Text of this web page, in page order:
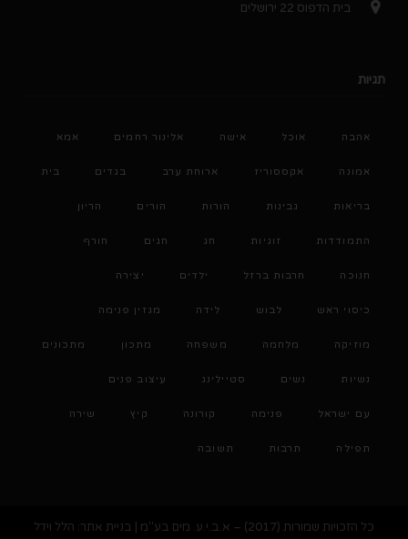
בית הדפוס 22 ירושלים
תגיות
אהבה אוכל אישה אלינור רחמים אמא
אמונה אקססוריז ארוחת ערב בגדים בית
בריאות גבינות הורות הורים הריון
התמודדות זוגיות חג חגים חורף
חנוכה חרבות ברזל ילדים יצירה
כיסוי ראש לבוש לידה מגזין פנימה
מוזיקה מלחמה משפחה מתכון מתכונים
נשיות נשים סטיילינג עיצוב פנים
עם ישראל פנימה קורונה קיץ שירה
תפילה תרבות תשובה
כל הזכויות שמורות (2017) – א.ב.י.ע. מים בע"מ | בניית אתר: הלל וידל